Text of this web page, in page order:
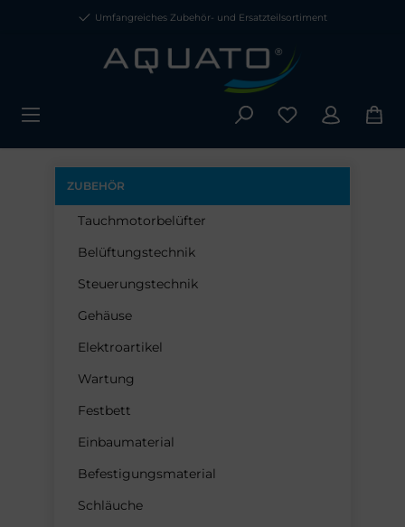
Umfangreiches Zubehör- und Ersatzteilsortiment
ZUBEHÖR
Tauchmotorbelüfter
Belüftungstechnik
Steuerungstechnik
Gehäuse
Elektroartikel
Wartung
Festbett
Einbaumaterial
Befestigungsmaterial
Schläuche